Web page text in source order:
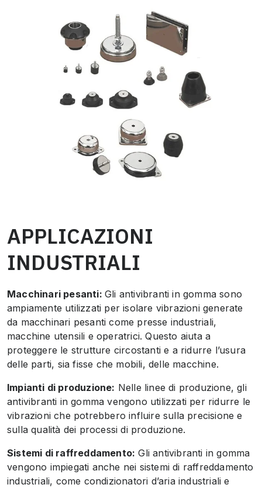
APPLICAZIONI
INDUSTRIALI
Macchinari pesanti: Gli antivibranti in gomma sono
ampiamente utilizzati per isolare vibrazioni generate
da macchinari pesanti come presse industriali,
macchine utensili e operatrici. Questo aiuta a
proteggere le strutture circostanti e a ridurre l’usura
delle parti, sia fisse che mobili, delle macchine.
Impianti di produzione: Nelle linee di produzione, gli
antivibranti in gomma vengono utilizzati per ridurre le
vibrazioni che potrebbero influire sulla precisione e
sulla qualità dei processi di produzione.
Sistemi di raffreddamento: Gli antivibranti in gomma
vengono impiegati anche nei sistemi di raffreddamento
industriali, come condizionatori d’aria industriali e